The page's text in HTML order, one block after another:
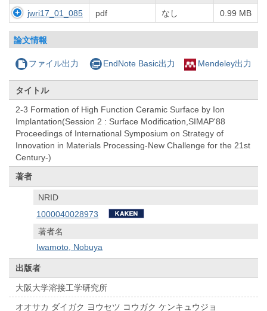
jwri17_01_085 pdf なし 0.99 MB
論文情報
ファイル出力 EndNote Basic出力 Mendeley出力
タイトル
2-3 Formation of High Function Ceramic Surface by Ion
Implantation(Session 2 : Surface Modification,SIMAP'88
Proceedings of International Symposium on Strategy of
Innovation in Materials Processing-New Challenge for the 21st
Century-)
著者
NRID
1000040028973
著者名
Iwamoto, Nobuya
出版者
大阪大学溶接工学研究所
オオサカ ダイガク ヨウセツ コウガク ケンキュウジョ